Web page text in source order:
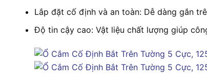
Lắp đặt cố định và an toàn: Dễ dàng gắn
Độ tin cậy cao: Vật liệu chất lượng giúp